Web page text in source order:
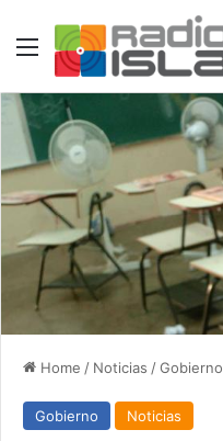
Menu
Home / Noticias /Gobierno
Gobierno Noticias